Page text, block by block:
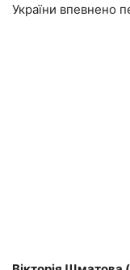
України впевнено